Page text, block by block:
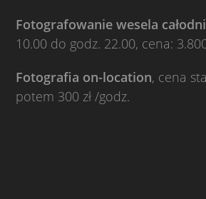
Fotografowanie wesela
10.00 do godz. 22.00, cena:
Fotografia on-location, cena
potem 300 zł /godz.